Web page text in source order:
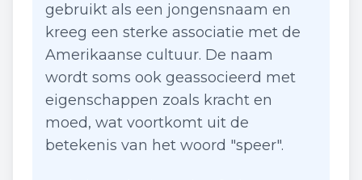
gebruikt als een jongensnaam en
kreeg een sterke associatie met de
Amerikaanse cultuur. De naam
wordt soms ook geassocieerd met
eigenschappen zoals kracht en
moed, wat voortkomt uit de
betekenis van het woord "speer".